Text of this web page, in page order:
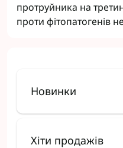
протруйника на
проти фітопатогенів
Новинки
Хіти продажів